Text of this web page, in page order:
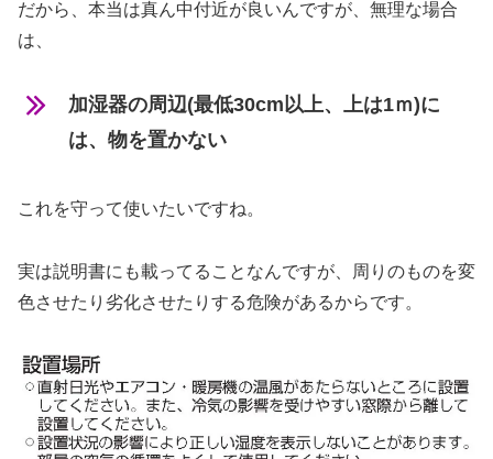
だから、本当は真ん中付近が良いんですが、無理な場合
は、
加湿器の周辺(最低30cm以上、上は1ｍ)に
は、物を置かない
これを守って使いたいですね。
実は説明書にも載ってることなんですが、周りのものを変
色させたり劣化させたりする危険があるからです。